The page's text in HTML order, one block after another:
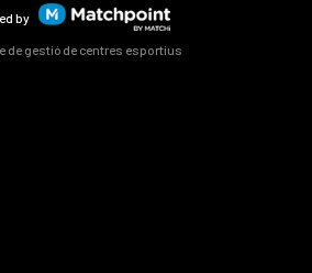
by
de gestió de centres esportius